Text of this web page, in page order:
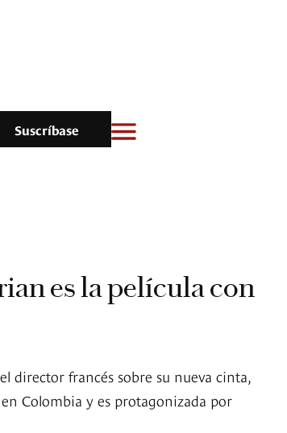
Suscríbase
es la película con
director francés sobre su nueva cinta,
Colombia y es protagonizada por